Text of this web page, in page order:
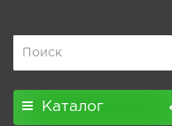
Каталог